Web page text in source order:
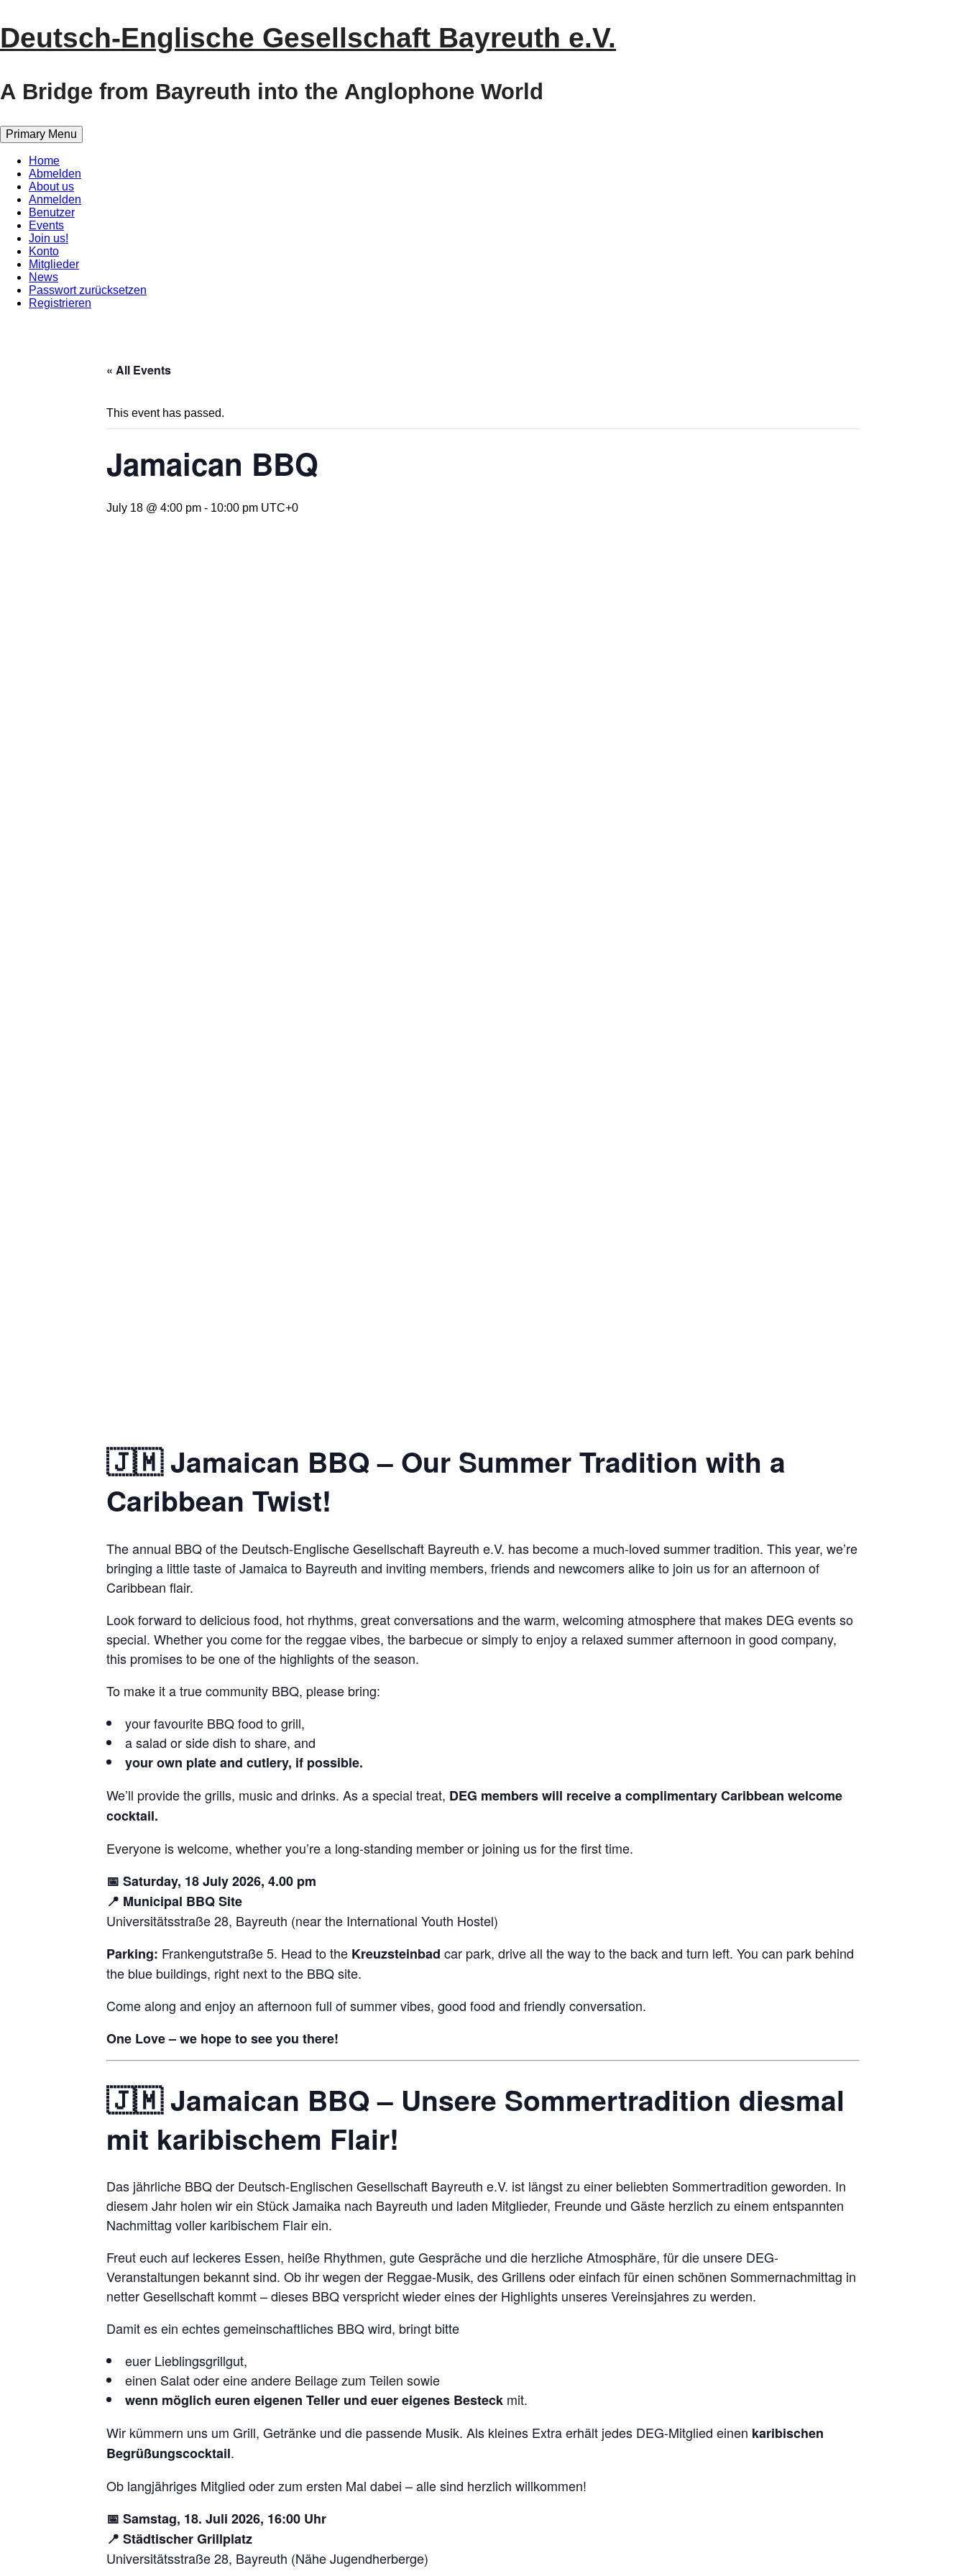
content
Deutsch-Englische Gesellschaft Bayreuth e.V.
A Bridge from Bayreuth into the Anglophone World
Primary Menu
Home
Abmelden
About us
Anmelden
Benutzer
Events
Join us!
Konto
Mitglieder
News
Passwort zurücksetzen
Registrieren
« All Events
This event has passed.
Jamaican BBQ
July 18 @ 4:00 pm - 10:00 pm UTC+0
🇯🇲 Jamaican BBQ – Our Summer Tradition with a
Caribbean Twist!
The annual BBQ of the Deutsch-Englische Gesellschaft Bayreuth e.V. has become a much-loved summer tradition. This year, we’re
bringing a little taste of Jamaica to Bayreuth and inviting members, friends and newcomers alike to join us for an afternoon of
Caribbean flair.
Look forward to delicious food, hot rhythms, great conversations and the warm, welcoming atmosphere that makes DEG events so
special. Whether you come for the reggae vibes, the barbecue or simply to enjoy a relaxed summer afternoon in good company,
this promises to be one of the highlights of the season.
To make it a true community BBQ, please bring:
your favourite BBQ food to grill,
a salad or side dish to share, and
your own plate and cutlery, if possible.
We’ll provide the grills, music and drinks. As a special treat, DEG members will receive a complimentary Caribbean welcome
cocktail.
Everyone is welcome, whether you’re a long-standing member or joining us for the first time.
📅 Saturday, 18 July 2026, 4.00 pm
📍 Municipal BBQ Site
Universitätsstraße 28, Bayreuth (near the International Youth Hostel)
Parking: Frankengutstraße 5. Head to the Kreuzsteinbad car park, drive all the way to the back and turn left. You can park behind
the blue buildings, right next to the BBQ site.
Come along and enjoy an afternoon full of summer vibes, good food and friendly conversation.
One Love – we hope to see you there!
🇯🇲 Jamaican BBQ – Unsere Sommertradition diesmal
mit karibischem Flair!
Das jährliche BBQ der Deutsch-Englischen Gesellschaft Bayreuth e.V. ist längst zu einer beliebten Sommertradition geworden. In
diesem Jahr holen wir ein Stück Jamaika nach Bayreuth und laden Mitglieder, Freunde und Gäste herzlich zu einem entspannten
Nachmittag voller karibischem Flair ein.
Freut euch auf leckeres Essen, heiße Rhythmen, gute Gespräche und die herzliche Atmosphäre, für die unsere DEG-
Veranstaltungen bekannt sind. Ob ihr wegen der Reggae-Musik, des Grillens oder einfach für einen schönen Sommernachmittag in
netter Gesellschaft kommt – dieses BBQ verspricht wieder eines der Highlights unseres Vereinsjahres zu werden.
Damit es ein echtes gemeinschaftliches BBQ wird, bringt bitte
euer Lieblingsgrillgut,
einen Salat oder eine andere Beilage zum Teilen sowie
wenn möglich euren eigenen Teller und euer eigenes Besteck mit.
Wir kümmern uns um Grill, Getränke und die passende Musik. Als kleines Extra erhält jedes DEG-Mitglied einen karibischen
Begrüßungscocktail.
Ob langjähriges Mitglied oder zum ersten Mal dabei – alle sind herzlich willkommen!
📅 Samstag, 18. Juli 2026, 16:00 Uhr
📍 Städtischer Grillplatz
Universitätsstraße 28, Bayreuth (Nähe Jugendherberge)